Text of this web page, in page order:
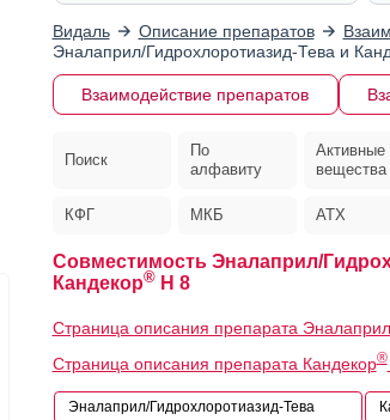
Видаль Описание препаратов
Эналаприл/Гидрохлоротиазид-Тева и
Взаимодействие препаратов
Поиск
По
алфавиту
Активные
вещества
КФГ МКБ АТХ
Совместимость Эналаприл/
Кандекор®H 8
Страница описания препарата
Страница описания препарата Кандекор®